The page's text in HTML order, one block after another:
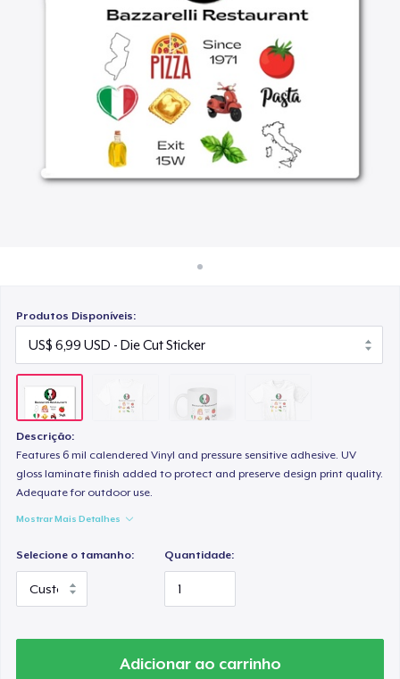
Venda em todo lugar
Venda qualquer coisa
Produtos Disponíveis:
Descrição:
Features 6 mil calendered Vinyl and pressure sensitive adhesive. UV
gloss laminate finish added to protect and preserve design print quality.
Adequate for outdoor use.
Mostrar Mais Detalhes
Selecione o tamanho: Quantidade:
Adicionar ao carrinho
US$ 15,99
US$ 24,99